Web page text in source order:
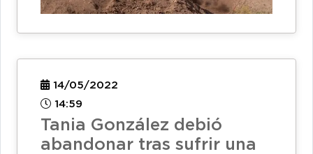
14/05/2022
14:59
Tania González debió
abandonar tras sufrir una